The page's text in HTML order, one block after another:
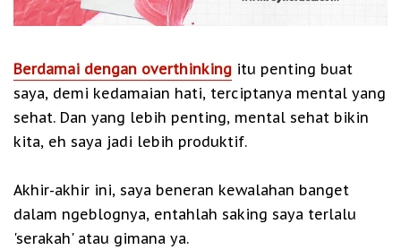
Berdamai dengan overthinking itu penting buat
saya, demi kedamaian hati, terciptanya mental yang
sehat. Dan yang lebih penting, mental sehat bikin
kita, eh saya jadi lebih produktif.
Akhir-akhir ini, saya beneran kewalahan banget
dalam ngeblognya, entahlah saking saya terlalu
'serakah' atau gimana ya.